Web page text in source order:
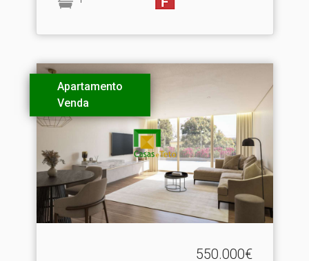
Apartamento
Venda
550.000€